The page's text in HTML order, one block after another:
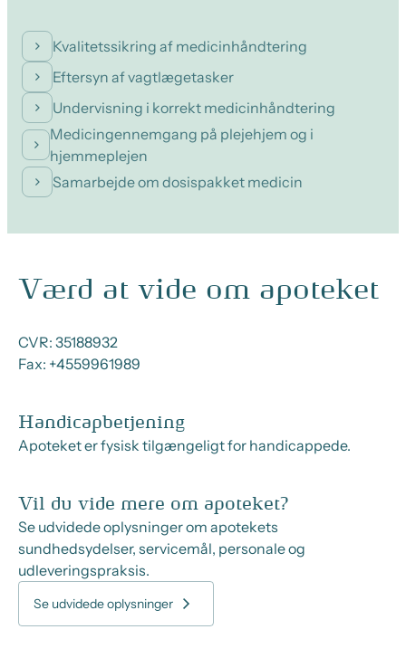
Kvalitetssikring af medicinhåndtering
Eftersyn af vagtlægetasker
Undervisning i korrekt medicinhåndtering
Medicingennemgang på plejehjem og i
hjemmeplejen
Samarbejde om dosispakket medicin
Værd at vide om apoteket
CVR: 35188932
Fax: +4559961989
Handicapbetjening
Apoteket er fysisk tilgængeligt for handicappede.
Vil du vide mere om apoteket?
Se udvidede oplysninger om apotekets
sundhedsydelser, servicemål, personale og
udleveringspraksis.
Se udvidede oplysninger